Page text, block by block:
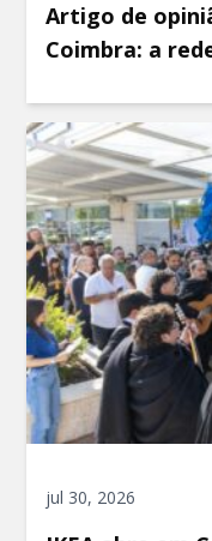
Artigo de
Coimbra: a
jul 30, 2026